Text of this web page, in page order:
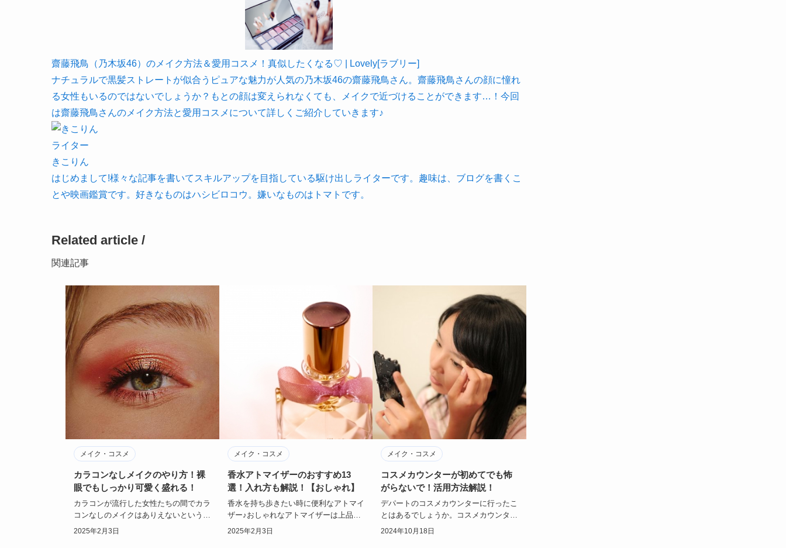
齋藤飛鳥（乃木坂46）のメイク方法＆愛用コスメ！真似したくなる♡ | Lovely[ラブリー]
ナチュラルで黒髪ストレートが似合うピュアな魅力が人気の乃木坂46の齋藤飛鳥さん。齋藤飛鳥さんの顔に憧れ
る女性もいるのではないでしょうか？もとの顔は変えられなくても、メイクで近づけることができます…！今回
は齋藤飛鳥さんのメイク方法と愛用コスメについて詳しくご紹介していきます♪
ライター
きこりん
はじめまして!様々な記事を書いてスキルアップを目指している駆け出しライターです。趣味は、ブログを書くこ
とや映画鑑賞です。好きなものはハシビロコウ。嫌いなものはトマトです。
Related article /
関連記事
メイク・コスメ
カラコンなしメイクのやり方！裸
眼でもしっかり可愛く盛れる！
カラコンが流行した女性たちの間でカラ
コンなしのメイクはありえないというほ
どにまでなっていますが、実はそろそろ
2025年2月3日
メイク・コスメ
香水アトマイザーのおすすめ13
選！入れ方も解説！【おしゃれ】
香水を持ち歩きたい時に便利なアトマイ
ザー♪おしゃれなアトマイザーは上品で
大人っぽく、持ってるだけで心がときめ
2025年2月3日
メイク・コスメ
コスメカウンターが初めてでも怖
がらないで！活用方法解説！
デパートのコスメカウンターに行ったこ
とはあるでしょうか。コスメカウンター
はちょっと敷居が高く感じますよね。で
2024年10月18日